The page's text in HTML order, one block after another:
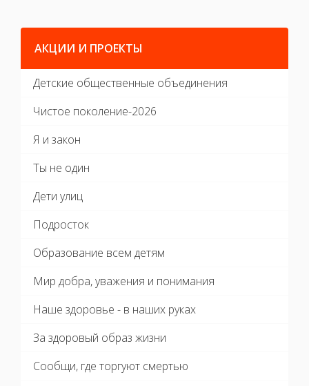
Детские общественные объединения